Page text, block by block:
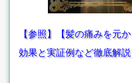
【参照】【髪の痛みを元
効果と実証例など徹底解説